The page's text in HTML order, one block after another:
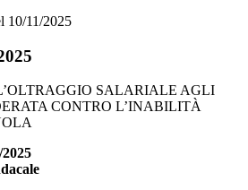
10/11/2025
SALARIALE AGLI
CONTRO L’INABILITÀ
2025